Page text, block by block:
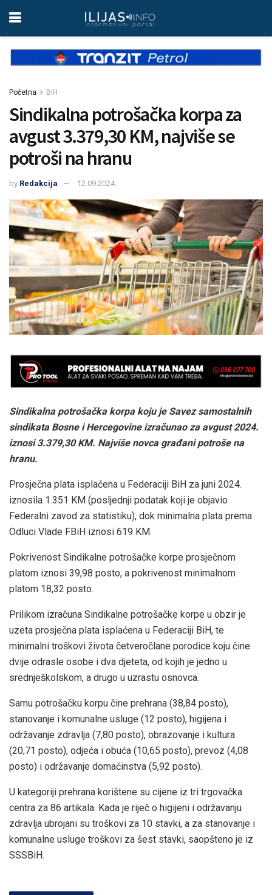
Početna BIH
Sindikalna potrošačka korpa za
avgust 3.379,30 KM, najviše se
potroši na hranu
by Redakcija 12.09.2024.
Sindikalna potrošačka korpa koju je Savez samostalnih
sindikata Bosne i Hercegovine izračunao za avgust 2024.
iznosi 3.379,30 KM. Najviše novca građani potroše na
hranu.
Prosječna plata isplaćena u Federaciji BiH za juni 2024.
iznosila 1.351 KM (posljednji podatak koji je objavio
Federalni zavod za statistiku), dok minimalna plata prema
Odluci Vlade FBiH iznosi 619 KM.
Pokrivenost Sindikalne potrošačke korpe prosječnom
platom iznosi 39,98 posto, a pokrivenost minimalnom
platom 18,32 posto.
Prilikom izračuna Sindikalne potrošačke korpe u obzir je
uzeta prosječna plata isplaćena u Federaciji BiH, te
minimalni troškovi života četveročlane porodice koju čine
dvije odrasle osobe i dva djeteta, od kojih je jedno u
srednješkolskom, a drugo u uzrastu osnovca.
Samu potrošačku korpu čine prehrana (38,84 posto),
stanovanje i komunalne usluge (12 posto), higijena i
održavanje zdravlja (7,80 posto), obrazovanje i kultura
(20,71 posto), odjeća i obuća (10,65 posto), prevoz (4,08
posto) i održavanje domaćinstva (5,92 posto).
U kategoriji prehrana korištene su cijene iz tri trgovačka
centra za 86 artikala. Kada je riječ o higijeni i održavanju
zdravlja ubrojani su troškovi za 10 stavki, a za stanovanje i
komunalne usluge troškovi za šest stavki, saopšteno je iz
SSSBiH.